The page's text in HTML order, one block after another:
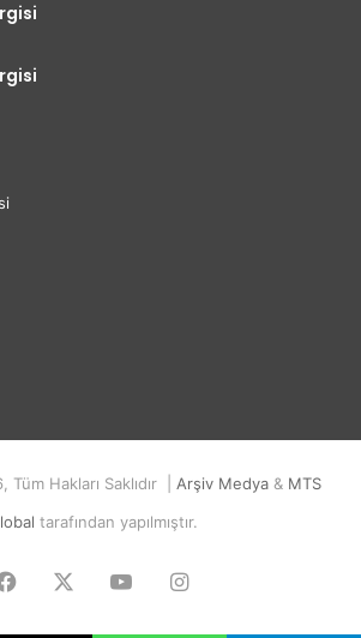
Hakları Saklıdır | Arşiv Medya& MTS
tarafından yapılmıştır.
Facebook YouTubeInstagram